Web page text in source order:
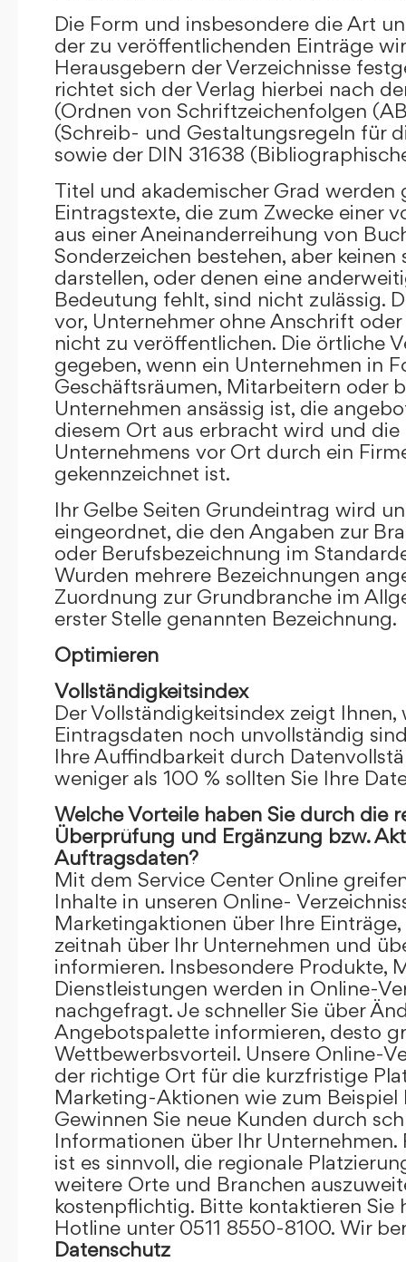
Die Form und insbesondere die Art
der zu veröffentlichenden Einträge
Herausgebern der Verzeichnisse
richtet sich der Verlag hierbei nach
(Ordnen von Schriftzeichenfolgen
(Schreib- und Gestaltungsregeln für
sowie der DIN 31638
Titel und akademischer Grad werden
Eintragstexte, die zum Zwecke einer
aus einer Aneinanderreihung von
Sonderzeichen bestehen, aber keinen
darstellen, oder denen eine
Bedeutung fehlt, sind nicht zulässig.
vor, Unternehmer ohne Anschrift
nicht zu veröffentlichen. Die örtliche
gegeben, wenn ein Unternehmen in
Geschäftsräumen, Mitarbeitern oder
Unternehmen ansässig ist, die
diesem Ort aus erbracht wird und die
Unternehmens vor Ort durch ein
gekennzeichnet ist.
Ihr Gelbe Seiten Grundeintrag wird
eingeordnet, die den Angaben zur
oder Berufsbezeichnung im
Wurden mehrere Bezeichnungen
Zuordnung zur Grundbranche im
erster Stelle genannten Bezeichnung.
Optimieren
Vollständigkeitsindex
Der Vollständigkeitsindex zeigt
Eintragsdaten noch unvollständig
Ihre Auffindbarkeit durch
weniger als 100 % sollten Sie Ihre
Welche Vorteile haben Sie durch die
Überprüfung und Ergänzung bzw.
Auftragsdaten?
Mit dem Service Center Online
Inhalte in unseren Online-
Marketingaktionen über Ihre
zeitnah über Ihr Unternehmen und
informieren. Insbesondere Produkte,
Dienstleistungen werden in Online-
nachgefragt. Je schneller Sie über
Angebotspalette informieren, desto
Wettbewerbsvorteil. Unsere Online-
der richtige Ort für die kurzfristige
Marketing-Aktionen wie zum Beispiel
Gewinnen Sie neue Kunden durch
Informationen über Ihr Unternehmen.
ist es sinnvoll, die regionale
weitere Orte und Branchen
kostenpflichtig. Bitte kontaktieren Sie
Hotline unter 0511 8550-8100. Wir
Datenschutz